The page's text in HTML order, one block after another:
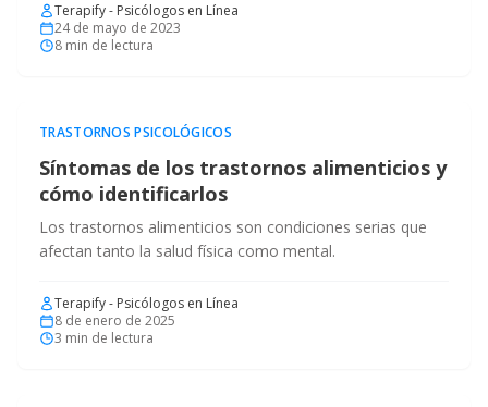
Terapify - Psicólogos en Línea
24 de mayo de 2023
8 min de lectura
TRASTORNOS PSICOLÓGICOS
Síntomas de los trastornos alimenticios y
cómo identificarlos
Los trastornos alimenticios son condiciones serias que
afectan tanto la salud física como mental.
Terapify - Psicólogos en Línea
8 de enero de 2025
3 min de lectura